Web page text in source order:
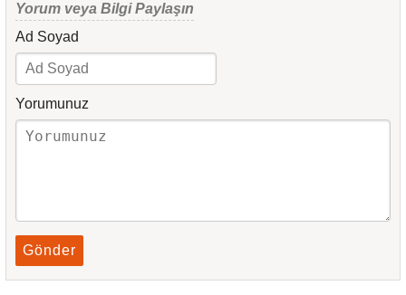
Yorum veya Bilgi Paylaşın
Ad Soyad
Yorumunuz
Gönder